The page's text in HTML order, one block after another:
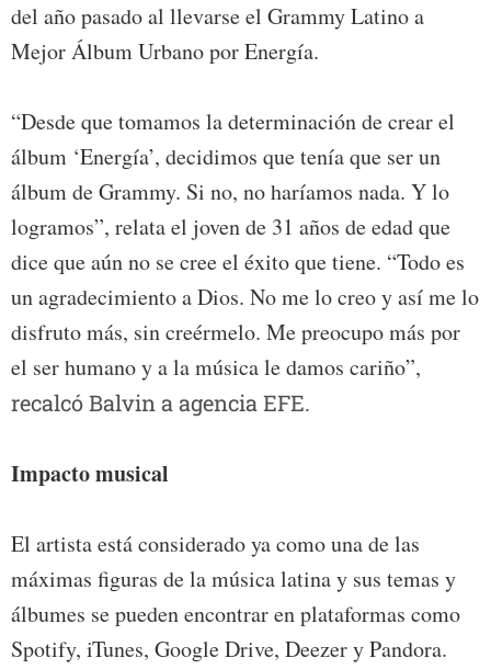
del año pasado al llevarse el Grammy Latino a
Mejor Álbum Urbano por Energía.
“Desde que tomamos la determinación de crear el
álbum ‘Energía’, decidimos que tenía que ser un
álbum de Grammy. Si no, no haríamos nada. Y lo
logramos”, relata el joven de 31 años de edad que
dice que aún no se cree el éxito que tiene. “Todo es
un agradecimiento a Dios. No me lo creo y así me lo
disfruto más, sin creérmelo. Me preocupo más por
el ser humano y a la música le damos cariño”,
recalcó Balvin a agencia EFE.
Impacto musical
El artista está considerado ya como una de las
máximas figuras de la música latina y sus temas y
álbumes se pueden encontrar en plataformas como
Spotify, iTunes, Google Drive, Deezer y Pandora.